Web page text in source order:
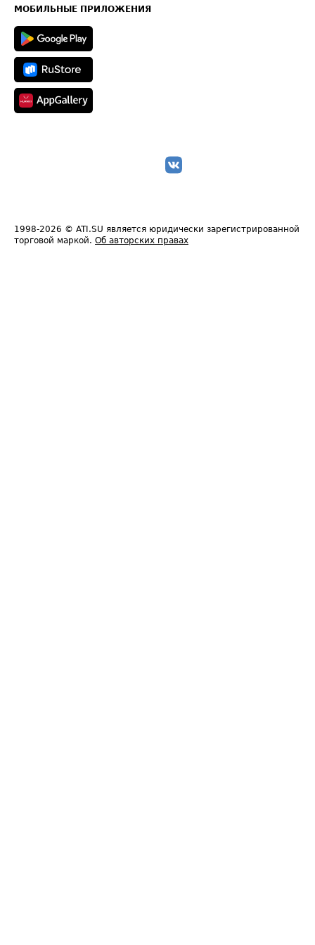
Техническая информация
МОБИЛЬНЫЕ ПРИЛОЖЕНИЯ
1998-2026 © ATI.SU является юридически зарегистрированной
торговой маркой. Об авторских правах